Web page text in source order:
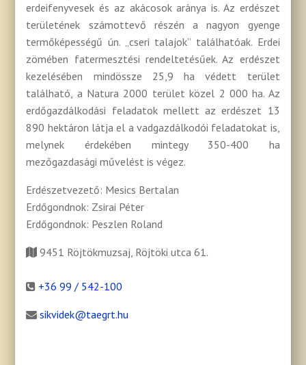
erdeifenyvesek és az akácosok aránya is. Az erdészet
területének számottevő részén a nagyon gyenge
termőképességű ún. „cseri talajok” találhatóak. Erdei
zömében fatermesztési rendeltetésűek. Az erdészet
kezelésében mindössze 25,9 ha védett terület
található, a Natura 2000 terület közel 2 000 ha. Az
erdőgazdálkodási feladatok mellett az erdészet 13
890 hektáron látja el a vadgazdálkodói feladatokat is,
melynek érdekében mintegy 350-400 ha
mezőgazdasági művelést is végez.
Erdészetvezető: Mesics Bertalan
Erdőgondnok: Zsirai Péter
Erdőgondnok: Peszlen Roland
9451 Röjtökmuzsaj, Röjtöki utca 61.
+36 99 / 542-100
sikvidek@taegrt.hu